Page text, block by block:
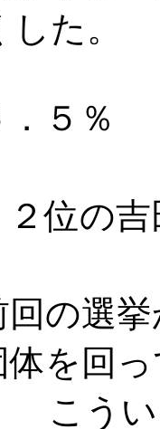
た。
５％
田氏
の選挙
を回
こうい